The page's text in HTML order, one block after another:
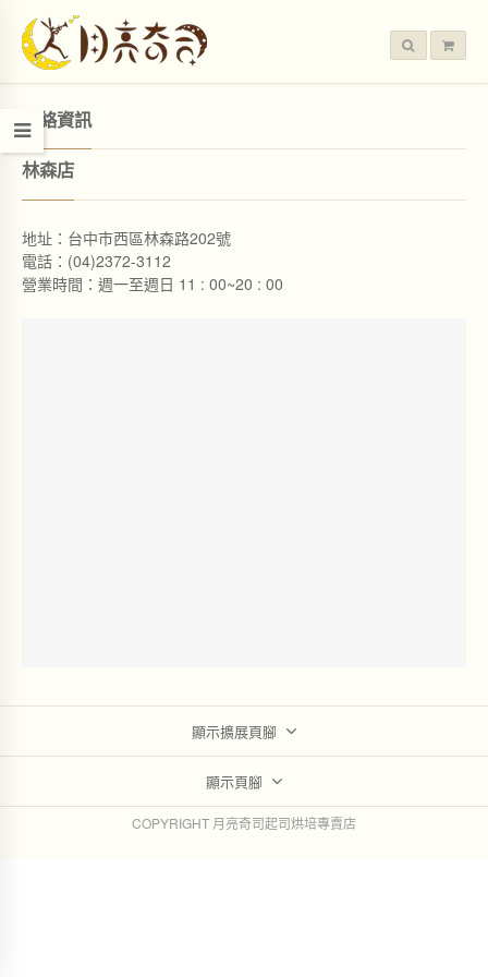
聯絡資訊
林森店
地址：台中市西區林森路202號
電話：(04)2372-3112
營業時間：週一至週日 11 : 00~20 : 00
顯示擴展頁腳
顯示頁腳
COPYRIGHT 月亮奇司起司烘培專賣店